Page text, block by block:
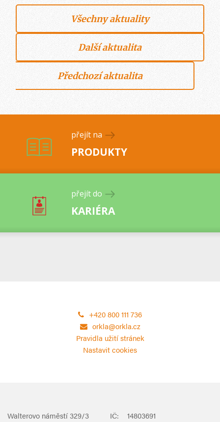
Všechny aktuality
Další aktualita
Předchozí aktualita
přejít na
PRODUKTY
přejít do
KARIÉRA
+420 800 111 736
orkla@orkla.cz
Pravidla užití stránek
Nastavit cookies
Walterovo náměstí 329/3
IČ:
14803691